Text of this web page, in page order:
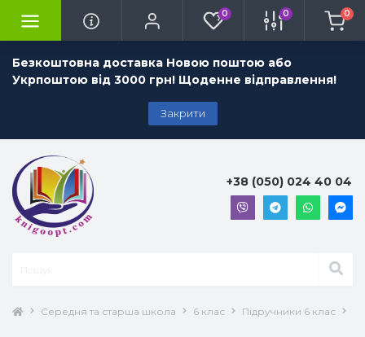
Безкоштовна доставка Новою поштою або
Укрпоштою від 3000 грн! Щоденне відправлення!
Закрити
0 0 0
+38 (050) 024 40 04
Середня та старша школа 6 клас Підручники 6 клас